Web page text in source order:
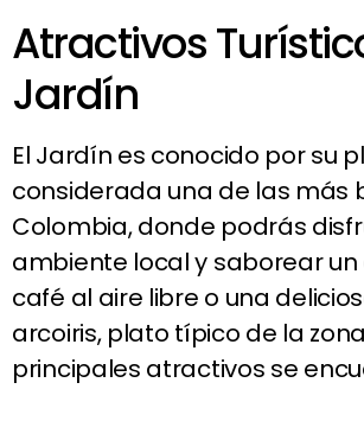
Atractivos
Jardín
El Jardín es conocido por su
considerada una de las más
Colombia, donde podrás
ambiente local y saborear un
café al aire libre o una
arcoiris, plato típico de la
principales atractivos se